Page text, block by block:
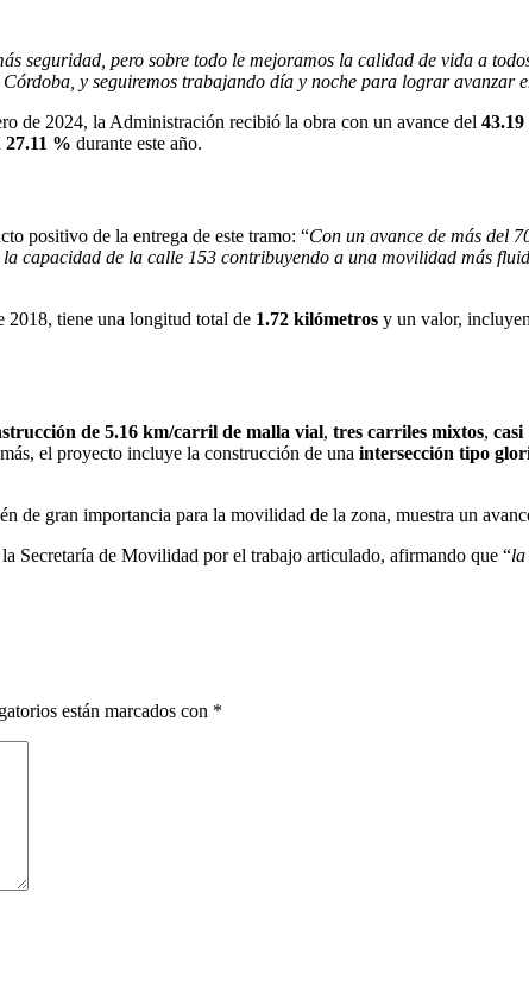
seguridad, pero sobre todo le mejoramos la calidad de vida a
y seguiremos trabajando día y noche para lograr avanzar
de 2024, la Administración recibió la obra con un avance del
27.11 % durante este año.
positivo de la entrega de este tramo: “Con un avance de más del
capacidad de la calle 153 contribuyendo a una movilidad más
2018, tiene una longitud total de 1.72 kilómetros y un valor,
de 5.16 km/carril de malla vial, tres carriles mixtos, casi
el proyecto incluye la construcción de una intersección tipo
de gran importancia para la movilidad de la zona, muestra un
Secretaría de Movilidad por el trabajo articulado, afirmando que “la
están marcados con *